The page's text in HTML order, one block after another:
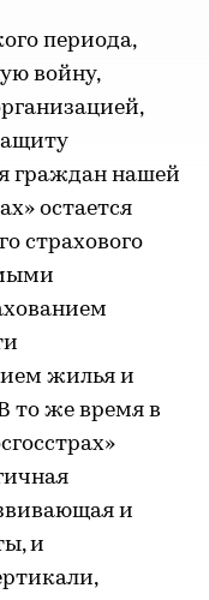
периода,
войну,
граждан нашей
остается
страхового
жилья и
то же время в
и
и